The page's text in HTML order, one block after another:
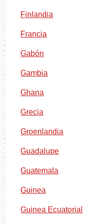
Finlandia
Francia
Gabón
Gambia
Ghana
Grecia
Groenlandia
Guadalupe
Guatemala
Guinea
Guinea Ecuatorial